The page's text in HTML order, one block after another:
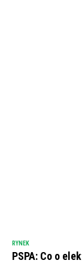
RYNEK
PSPA: Co o